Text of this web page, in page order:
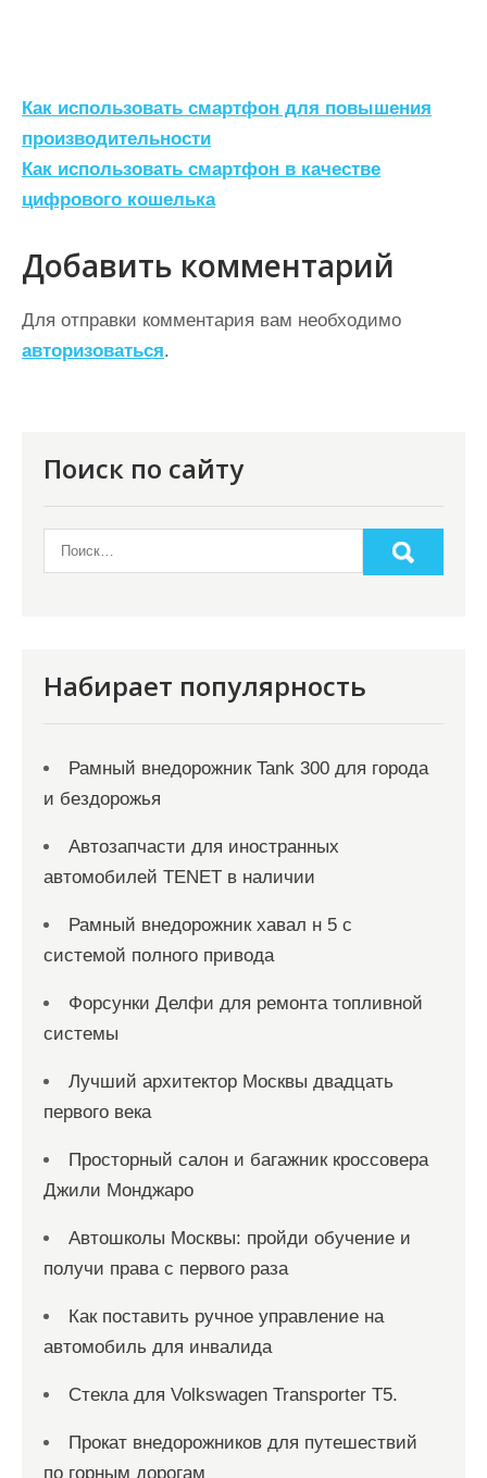
Н
а
в
и
г
а
ц
и
м
Как использовать смартфон для повышения
производительности
Как использовать смартфон в качестве
цифрового кошелька
Добавить комментарий
Для отправки комментария вам необходимо
авторизоваться.
Поиск по сайту
Набирает популярность
Рамный внедорожник Tank 300 для города
и бездорожья
Автозапчасти для иностранных
автомобилей TENET в наличии
Рамный внедорожник хавал н 5 с
системой полного привода
Форсунки Делфи для ремонта топливной
системы
Лучший архитектор Москвы двадцать
первого века
Просторный салон и багажник кроссовера
Джили Монджаро
Автошколы Москвы: пройди обучение и
получи права с первого раза
Как поставить ручное управление на
автомобиль для инвалида
Стекла для Volkswagen Transporter T5.
Прокат внедорожников для путешествий
по горным дорогам